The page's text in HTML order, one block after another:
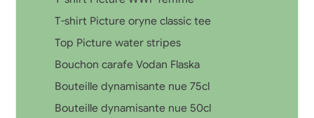
T-shirt Picture oryne classic tee
Top Picture water stripes
Bouchon carafe Vodan Flaska
Bouteille dynamisante nue 75cl
Bouteille dynamisante nue 50cl